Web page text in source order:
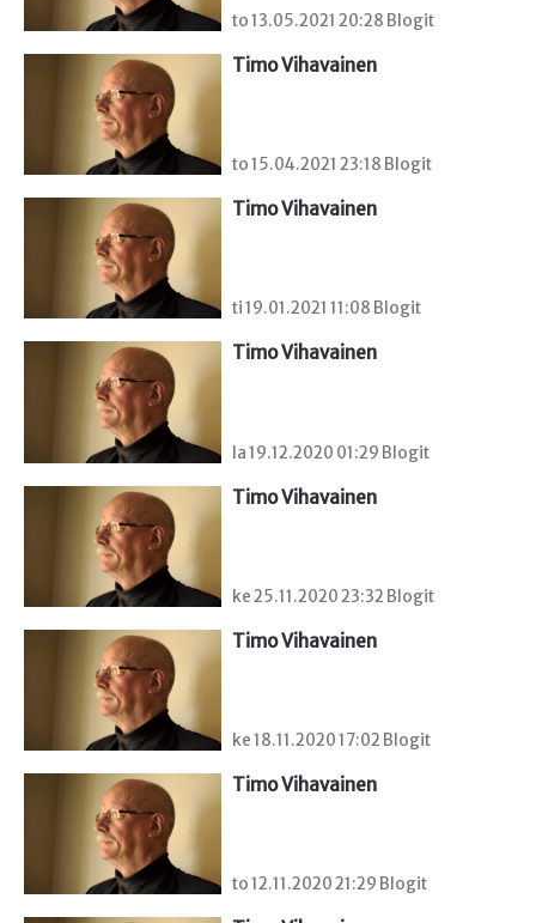
to 13.05.2021 20:28 Blogit
Timo Vihavainen
to 15.04.2021 23:18 Blogit
Timo Vihavainen
ti 19.01.2021 11:08 Blogit
Timo Vihavainen
la 19.12.2020 01:29 Blogit
Timo Vihavainen
ke 25.11.2020 23:32 Blogit
Timo Vihavainen
ke 18.11.2020 17:02 Blogit
Timo Vihavainen
to 12.11.2020 21:29 Blogit